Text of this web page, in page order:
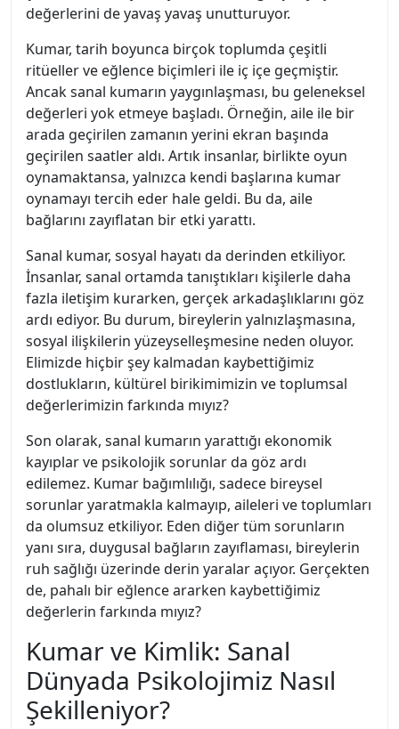
değerlerini de yavaş yavaş unutturuyor.
Kumar, tarih boyunca birçok toplumda çeşitli
ritüeller ve eğlence biçimleri ile iç içe geçmiştir.
Ancak sanal kumarın yaygınlaşması, bu geleneksel
değerleri yok etmeye başladı. Örneğin, aile ile bir
arada geçirilen zamanın yerini ekran başında
geçirilen saatler aldı. Artık insanlar, birlikte oyun
oynamaktansa, yalnızca kendi başlarına kumar
oynamayı tercih eder hale geldi. Bu da, aile
bağlarını zayıflatan bir etki yarattı.
Sanal kumar, sosyal hayatı da derinden etkiliyor.
İnsanlar, sanal ortamda tanıştıkları kişilerle daha
fazla iletişim kurarken, gerçek arkadaşlıklarını göz
ardı ediyor. Bu durum, bireylerin yalnızlaşmasına,
sosyal ilişkilerin yüzeyselleşmesine neden oluyor.
Elimizde hiçbir şey kalmadan kaybettiğimiz
dostlukların, kültürel birikimimizin ve toplumsal
değerlerimizin farkında mıyız?
Son olarak, sanal kumarın yarattığı ekonomik
kayıplar ve psikolojik sorunlar da göz ardı
edilemez. Kumar bağımlılığı, sadece bireysel
sorunlar yaratmakla kalmayıp, aileleri ve toplumları
da olumsuz etkiliyor. Eden diğer tüm sorunların
yanı sıra, duygusal bağların zayıflaması, bireylerin
ruh sağlığı üzerinde derin yaralar açıyor. Gerçekten
de, pahalı bir eğlence ararken kaybettiğimiz
değerlerin farkında mıyız?
Kumar ve Kimlik: Sanal
Dünyada Psikolojimiz Nasıl
Şekilleniyor?